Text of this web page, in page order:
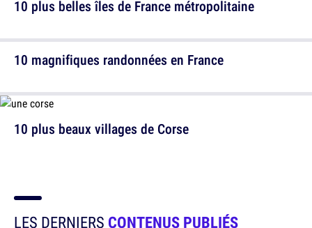
10 plus belles îles de France métropolitaine
10 plus beaux villages de Corse
10 magnifiques randonnées en France
LES DERNIERS CONTENUS PUBLIÉS